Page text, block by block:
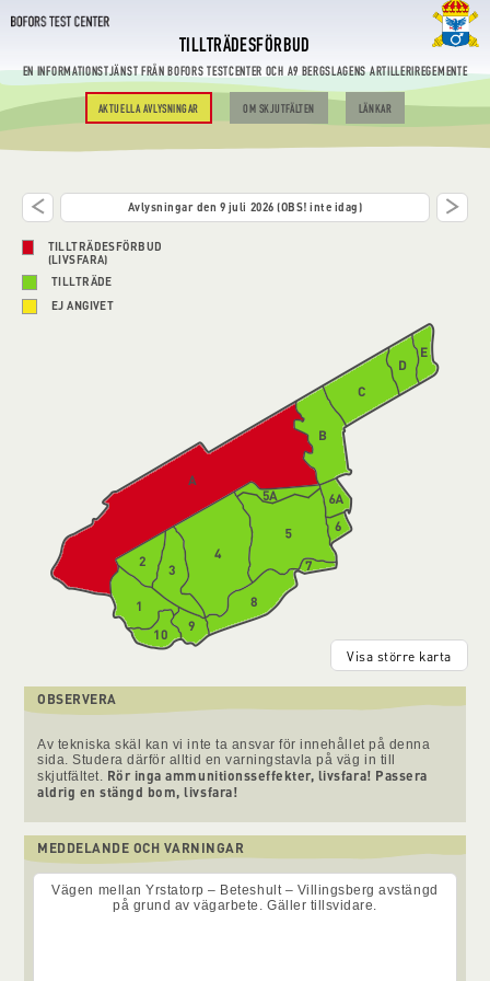
TILLTRÄDESFÖRBUD
EN INFORMATIONSTJÄNST FRÅN BOFORS TESTCENTER OCH A9 BERGSLAGENS ARTILLERIREGEMENTE
AKTUELLA AVLYSNINGAR OM SKJUTFÄLTEN LÄNKAR
Avlysningar den 9 juli 2026 (OBS! inte idag)
TILLTRÄDESFÖRBUD
(LIVSFARA)
TILLTRÄDE
EJ ANGIVET
Visa större karta
OBSERVERA
Av tekniska skäl kan vi inte ta ansvar för innehållet på denna
sida. Studera därför alltid en varningstavla på väg in till
skjutfältet. Rör inga ammunitionsseffekter, livsfara! Passera
aldrig en stängd bom, livsfara!
MEDDELANDE OCH VARNINGAR
Vägen mellan Yrstatorp – Beteshult – Villingsberg avstängd
på grund av vägarbete. Gäller tillsvidare.